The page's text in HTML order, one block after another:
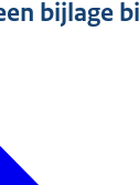
bijlage